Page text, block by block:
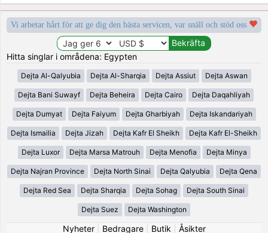
Vi arbetar hårt för att ge dig den bästa servicen, var snäll och stöd oss
Hitta singlar i områdena: Egypten
Dejta Al-Qalyubia Dejta Al-Sharqia Dejta Assiut Dejta Aswan
Dejta Bani Suwayf Dejta Beheira Dejta Cairo Dejta Daqahliyah
Dejta Dumyat Dejta Faiyum Dejta Gharbiyah Dejta Iskandariyah
Dejta Ismailia Dejta Jizah Dejta Kafr El Sheikh Dejta Kafr El-Sheikh
Dejta Luxor Dejta Marsa Matrouh Dejta Menofia Dejta Minya
Dejta Najran Province Dejta North Sinai Dejta Qalyubia Dejta Qena
Dejta Red Sea Dejta Sharqia Dejta Sohag Dejta South Sinai
Dejta Suez Dejta Washington
Nyheter| Bedragare| Butik
Åsikter